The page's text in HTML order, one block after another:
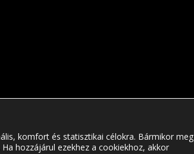
© Chris Pet Center 2023
komfort és statisztikai célokra. Bármikor meg
hozzájárul ezekhez a cookiekhoz, akkor